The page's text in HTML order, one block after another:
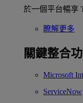
於一個平台暢享
瞭解更多
關鍵整合
Microsoft
ServiceNow